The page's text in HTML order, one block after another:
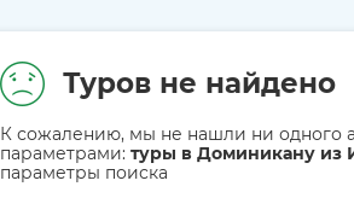
Туров не найдено
К сожалению, мы не нашли ни одного
параметрами: туры в Доминикану из
параметры поиска